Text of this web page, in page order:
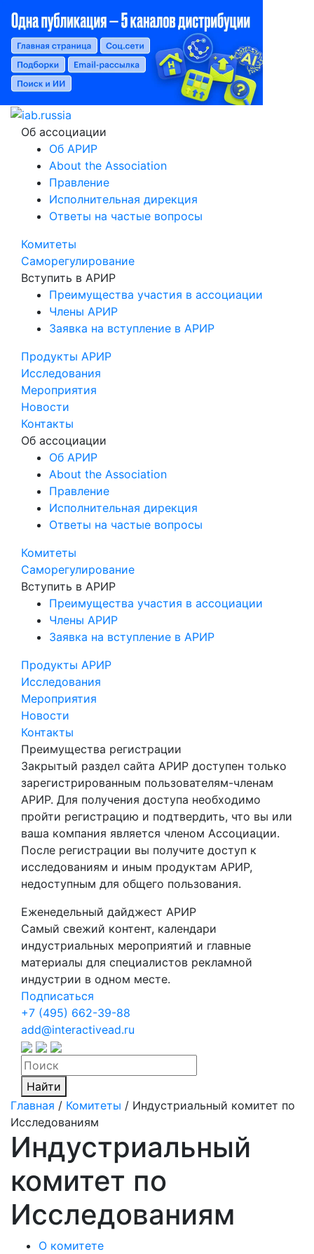
Об ассоциации
Об АРИР
About the Association
Правление
Исполнительная дирекция
Ответы на частые вопросы
Комитеты
Саморегулирование
Вступить в АРИР
Преимущества участия в ассоциации
Члены АРИР
Заявка на вступление в АРИР
Продукты АРИР
Исследования
Мероприятия
Новости
Контакты
Об ассоциации
Об АРИР
About the Association
Правление
Исполнительная дирекция
Ответы на частые вопросы
Комитеты
Саморегулирование
Вступить в АРИР
Преимущества участия в ассоциации
Члены АРИР
Заявка на вступление в АРИР
Продукты АРИР
Исследования
Мероприятия
Новости
Контакты
Преимущества регистрации
Закрытый раздел сайта АРИР доступен только
зарегистрированным пользователям-членам
АРИР. Для получения доступа необходимо
пройти регистрацию и подтвердить, что вы или
ваша компания является членом Ассоциации.
После регистрации вы получите доступ к
исследованиям и иным продуктам АРИР,
недоступным для общего пользования.
Еженедельный дайджест АРИР
Самый свежий контент, календари
индустриальных мероприятий и главные
материалы для специалистов рекламной
индустрии в одном месте.
Подписаться
+7 (495) 662-39-88
add@interactivead.ru
Найти
Главная / Комитеты / Индустриальный комитет по
Исследованиям
Индустриальный
комитет по
Исследованиям
О комитете